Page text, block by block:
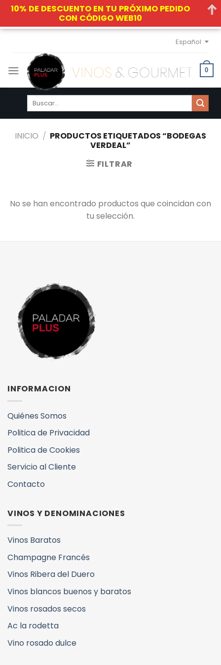
Skip
content
Español
0
Buscar
INICIO / PRODUCTOS ETIQUETADOS “BODEGAS
VERDEAL”
FILTRAR
No se han encontrado productos que coincidan con
tu selección.
INFORMACION
Quiénes Somos
Politica de Privacidad
Politica de Cookies
Servicio al Cliente
Contacto
VINOS Y DENOMINACIONES
Vinos Baratos
Champagne Francés
Vinos Ribera del Duero
Vinos blancos buenos y baratos
Vinos rosados secos
Ac la rodetta
Vino rosado dulce
10% DE DESCUENTO EN TU PRÓXIMO PEDIDO
CON CÓDIGO WEB10